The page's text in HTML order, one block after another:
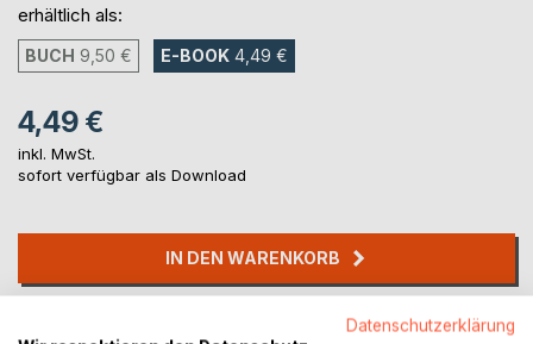
erhältlich als:
BUCH 9,50 € E-BOOK 4,49 €
4,49 €
inkl. MwSt.
sofort verfügbar als Download
IN DEN WARENKORB
Datenschutzerklärung